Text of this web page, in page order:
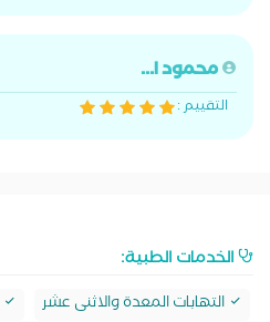
محمود ا...
التقييم :
الخدمات الطبية:
التهابات المعدة والاثنى عشر